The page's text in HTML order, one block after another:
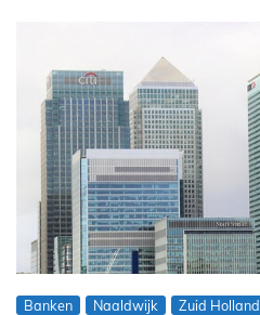
Banken Naaldwijk Zuid Holland